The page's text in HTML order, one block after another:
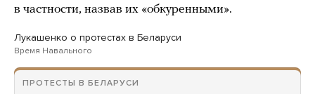
в частности, назвав их «обкуренными».
Лукашенко о протестах в Беларуси
Время Навального
ПРОТЕСТЫ В БЕЛАРУСИ